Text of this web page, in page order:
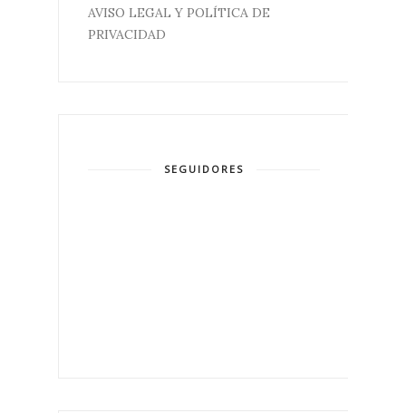
AVISO LEGAL Y POLÍTICA DE
PRIVACIDAD
SEGUIDORES